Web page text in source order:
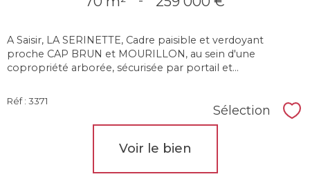
A Saisir, LA SERINETTE, Cadre paisible et verdoyant
proche CAP BRUN et MOURILLON, au sein d'une
copropriété arborée, sécurisée par portail et...
Réf : 3371
Sélection
Voir le bien